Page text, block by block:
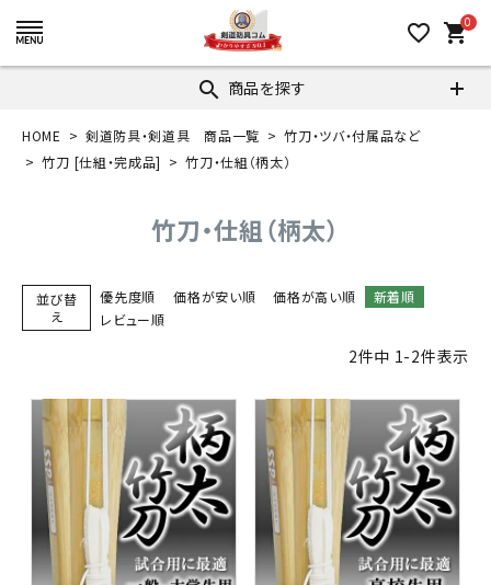
favorite_border 0
shopping_cart
search 商品を探す
HOME 剣道防具・剣道具 商品一覧
竹刀・ツバ・付属品など
竹刀 [仕組・完成品]
竹刀・仕組（柄太）
竹刀・仕組（柄太）
並び替
え
優先度順 価格が安い順 価格が高い順
新着順
レビュー順
2件中 1-2件表示